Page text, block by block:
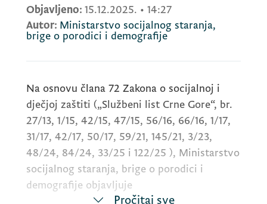
Objavljeno: 15.12.2025. • 14:27
Autor: Ministarstvo socijalnog staranja,
brige o porodici i demografije
Na osnovu člana 72 Zakona o socijalnoj i
dječjoj zaštiti („Službeni list Crne Gore“, br.
27/13, 1/15, 42/15, 47/15, 56/16, 66/16, 1/17,
31/17, 42/17, 50/17, 59/21, 145/21, 3/23,
48/24, 84/24, 33/25 i 122/25 ), Ministarstvo
socijalnog staranja, brige o porodici i
demografije objavljuje
Pročitaj sve